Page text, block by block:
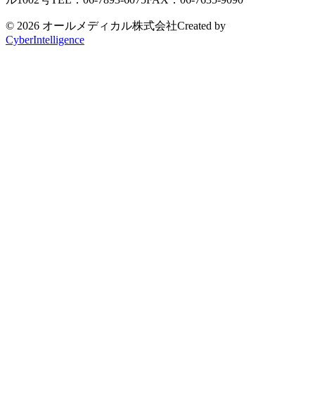
© 2026 オールメディカル株式会社Created by
CyberIntelligence